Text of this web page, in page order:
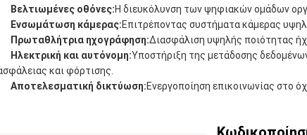
Βελτιωμένες οθόνες:Η διευκόλυνση των ψηφιακών ομάδων
Ενσωμάτωση κάμερας:Επιτρέποντας συστήματα κάμερας
Πρωταθλήτρια ηχογράφηση:Διασφάλιση υψηλής ποιότητας
Ηλεκτρική και αυτόνομη:Υποστήριξη της μετάδοσης
και φόρτισης.
Αποτελεσματική δικτύωση:Ενεργοποίηση επικοινωνίας στο